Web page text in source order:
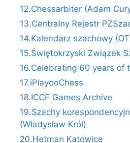
12.Chessarbiter (Adam
13.Centralny Rejestr
14.Kalendarz szachowy
15.Świętokrzyski Związek
16.Celebrating 60 years of
17.iPlayooChess
18.ICCF Games Archive
19.Szachy
(Władysław Król)
20.Hetman Katowice